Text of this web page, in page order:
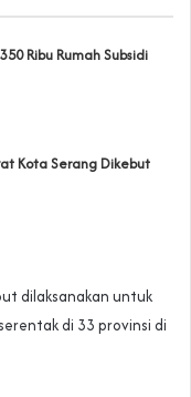
Ribu Rumah Subsidi
Kota Serang Dikebut
dilaksanakan untuk
di 33 provinsi di